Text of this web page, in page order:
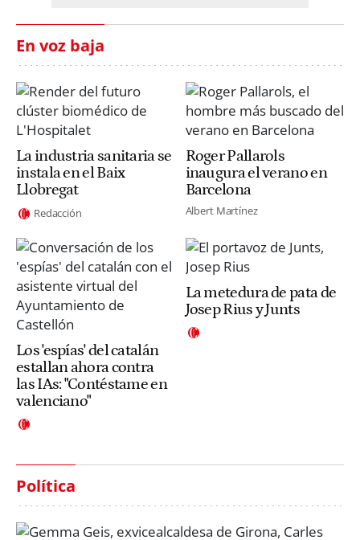
En voz baja
La industria sanitaria se
instala en el Baix
Llobregat
Redacción
Roger Pallarols
inaugura el verano en
Barcelona
Albert Martínez
Los 'espías' del catalán
estallan ahora contra
las IAs: "Contéstame en
valenciano"
La metedura de pata de
Josep Rius y Junts
Política